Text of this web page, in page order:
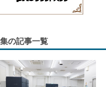
の記事一覧